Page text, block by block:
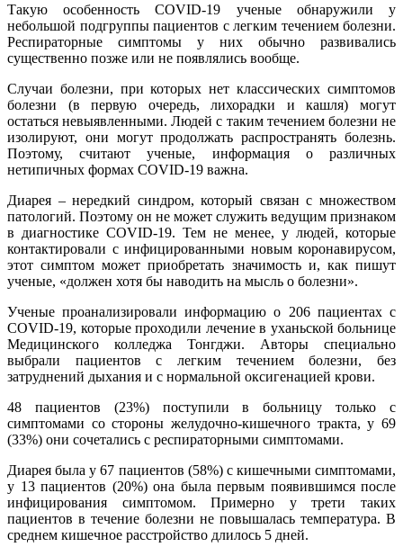
Такую особенность COVID-19 ученые обнаружили у
небольшой подгруппы пациентов с легким течением болезни.
Респираторные симптомы у них обычно развивались
существенно позже или не появлялись вообще.
Случаи болезни, при которых нет классических симптомов
болезни (в первую очередь, лихорадки и кашля) могут
остаться невыявленными. Людей с таким течением болезни не
изолируют, они могут продолжать распространять болезнь.
Поэтому, считают ученые, информация о различных
нетипичных формах COVID-19 важна.
Диарея – нередкий синдром, который связан с множеством
патологий. Поэтому он не может служить ведущим признаком
в диагностике COVID-19. Тем не менее, у людей, которые
контактировали с инфицированными новым коронавирусом,
этот симптом может приобретать значимость и, как пишут
ученые, «должен хотя бы наводить на мысль о болезни».
Ученые проанализировали информацию о 206 пациентах с
COVID-19, которые проходили лечение в уханьской больнице
Медицинского колледжа Тонгджи. Авторы специально
выбрали пациентов с легким течением болезни, без
затруднений дыхания и с нормальной оксигенацией крови.
48 пациентов (23%) поступили в больницу только с
симптомами со стороны желудочно-кишечного тракта, у 69
(33%) они сочетались с респираторными симптомами.
Диарея была у 67 пациентов (58%) с кишечными симптомами,
у 13 пациентов (20%) она была первым появившимся после
инфицирования симптомом. Примерно у трети таких
пациентов в течение болезни не повышалась температура. В
среднем кишечное расстройство длилось 5 дней.